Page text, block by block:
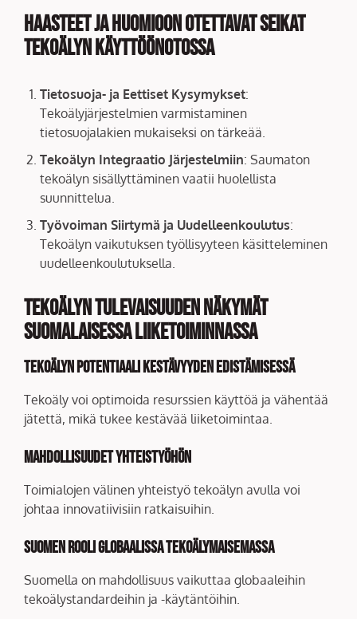
Haasteet ja Huomioon Otettavat Seikat
Tekoälyn Käyttöönotossa
Tietosuoja- ja Eettiset Kysymykset:
Tekoälyjärjestelmien varmistaminen
tietosuojalakien mukaiseksi on tärkeää.
Tekoälyn Integraatio Järjestelmiin: Saumaton
tekoälyn sisällyttäminen vaatii huolellista
suunnittelua.
Työvoiman Siirtymä ja Uudelleenkoulutus:
Tekoälyn vaikutuksen työllisyyteen käsitteleminen
uudelleenkoulutuksella.
Tekoälyn Tulevaisuuden Näkymät
Suomalaisessa Liiketoiminnassa
Tekoälyn Potentiaali Kestävyyden Edistämisessä
Tekoäly voi optimoida resurssien käyttöä ja vähentää
jätettä, mikä tukee kestävää liiketoimintaa.
Mahdollisuudet Yhteistyöhön
Toimialojen välinen yhteistyö tekoälyn avulla voi
johtaa innovatiivisiin ratkaisuihin.
Suomen Rooli Globaalissa Tekoälymaisemassa
Suomella on mahdollisuus vaikuttaa globaaleihin
tekoälystandardeihin ja -käytäntöihin.